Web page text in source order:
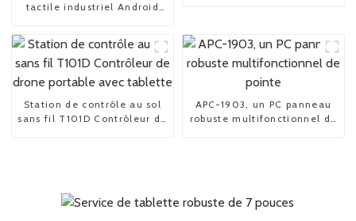
tactile industriel Android
Station de contrôle au sol
sans fil T101D Contrôleur de
APC-1903, un PC panneau
robuste multifonctionnel de